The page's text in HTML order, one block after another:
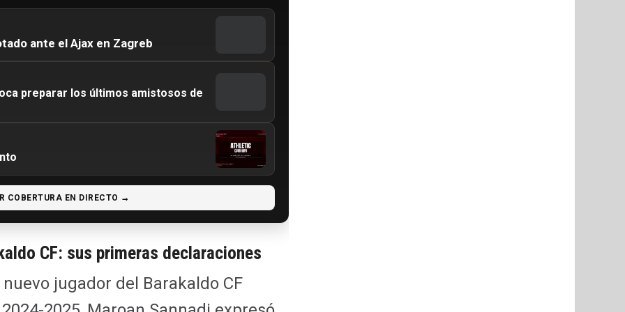
ante el Ajax en Zagreb
preparar los últimos amistosos de
COBERTURA EN DIRECTO →
CF: sus primeras declaraciones
jugador del Barakaldo CF